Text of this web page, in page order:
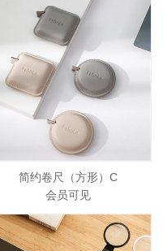
简约卷尺（方形）C
会员可见